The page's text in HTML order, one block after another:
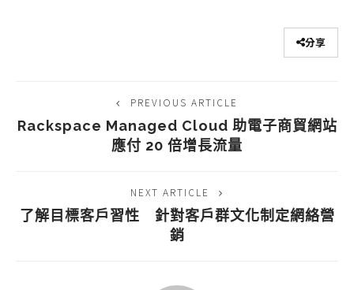
分享
PREVIOUS ARTICLE
Rackspace Managed Cloud 助電子商貿網站
應付 20 倍增長流量
NEXT ARTICLE
了解目標客戶習性 針對客戶群文化制定網絡營
銷